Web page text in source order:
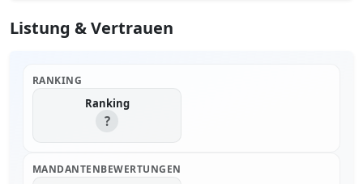
Listung & Vertrauen
RANKING
Ranking
?
MANDANTENBEWERTUNGEN